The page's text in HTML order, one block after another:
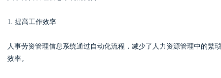
1. 提高工作效率
人事劳资管理信息系统通过自动化流程，减少了人力资源管理中的繁
效率。